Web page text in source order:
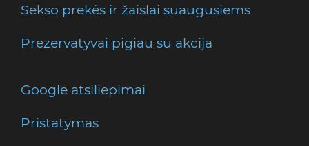
Sekso prekės ir žaislai suaugusiems
Prezervatyvai pigiau su akcija
Google atsiliepimai
Pristatymas